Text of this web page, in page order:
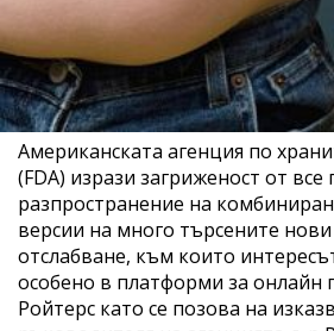
Американската агенция по
(FDA) изрази загриженост от
разпространение на
версии на много търсените нови
отслабване, към които
особено в платформи за онлайн
Ройтерс като се позова на